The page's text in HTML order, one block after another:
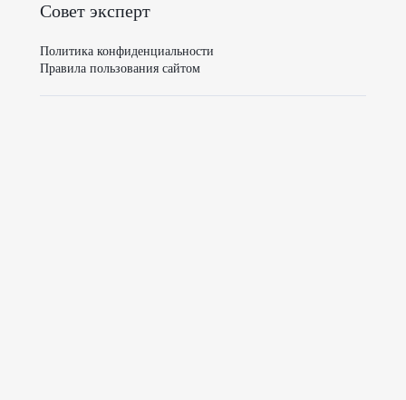
Совет эксперт
Политика конфиденциальности
Правила пользования сайтом